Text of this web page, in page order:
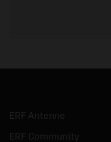
ERF Antenne
ERF Community